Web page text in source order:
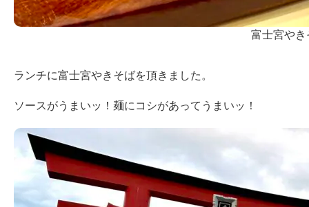
富士宮やき
ランチに富士宮やきそばを頂きました。
ソースがうまいッ！麺にコシがあってうまいッ！